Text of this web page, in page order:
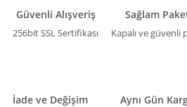
Güvenli Alışveriş
256bit SSL Sertifikası
Sağlam
Kapalı ve güvenli
İade ve Değişim Aynı Gün